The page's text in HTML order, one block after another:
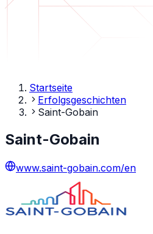
Startseite
Erfolgsgeschichten
Saint-Gobain
Saint-Gobain
www.saint-gobain.com/en